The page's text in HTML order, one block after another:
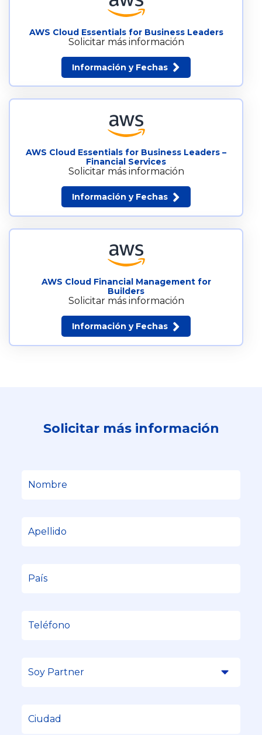
AWS Cloud Essentials for Business Leaders
Solicitar más información
Información y Fechas
AWS Cloud Essentials for Business Leaders –
Financial Services
Solicitar más información
Información y Fechas
AWS Cloud Financial Management for
Builders
Solicitar más información
Información y Fechas
Solicitar más información